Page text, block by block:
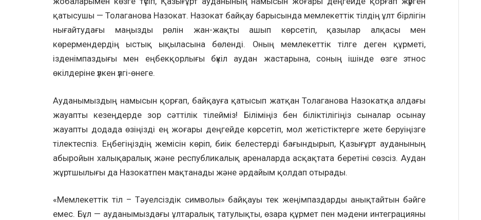
қатысушы — Толаганова Назокат. Назокат байқау барысында мемлекеттік тілдің ұлт бірлігін
нығайтудағы маңызды рөлін жан-жақты ашып көрсетіп, қазылар алқасы мен
көрермендердің ыстық ықыласына бөленді. Оның мемлекеттік тілге деген құрметі,
ізденімпаздығы мен еңбекқорлығы бүкіл аудан жастарына, соның ішінде өзге этнос
өкілдеріне үлкен үлгі-өнеге.
Ауданымыздың намысын қорғап, байқауға қатысып жатқан Толаганова Назокатқа алдағы
жауапты кезеңдерде зор сәттілік тілейміз! Біліміңіз бен біліктілігіңіз сыналар осынау
жауапты додада өзіңізді ең жоғары деңгейде көрсетіп, мол жетістіктерге жете беруіңізге
тілектеспіз. Еңбегіңіздің жемісін көріп, биік белестерді бағындырып, Қазығұрт ауданының
абыройын халықаралық және республикалық ареналарда асқақтата беретіні сөзсіз. Аудан
жұртшылығы да Назокатпен мақтанады және әрдайым қолдап отырады.
«Мемлекеттік тіл – Тәуелсіздік символы» байқауы тек жеңімпаздарды анықтайтын бәйге
емес. Бұл — ауданымыздағы ұлтаралық татулықты, өзара құрмет пен мәдени интеграцияны